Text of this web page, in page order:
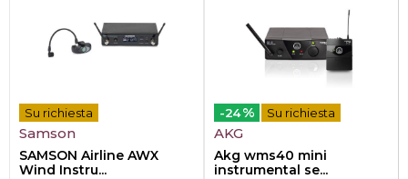
Su richiesta
Samson
SAMSON Airline AWX
Wind Instru...
-24 % Su richiesta
AKG
Akg wms40 mini
instrumental se...